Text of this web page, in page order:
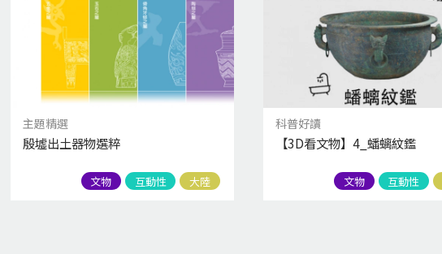
主題精選
殷墟出土器物選粹
文物 互動性 大陸
科普好讀
【3D看文物】4_蟠螭紋鑑
文物 互動性